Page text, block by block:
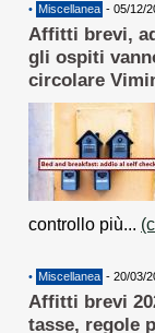
• Miscellanea - 05/12/
Affitti brevi,
gli ospiti
circolare
controllo più...
• Miscellanea - 20/03/
Affitti brevi
tasse, regole